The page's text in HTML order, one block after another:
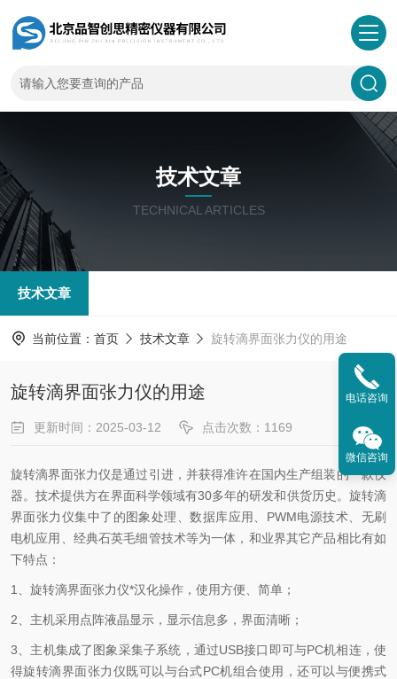
技术文章
TECHNICAL ARTICLES
技术文章
当前位置： 首页 技术文章 旋转滴界面张力仪的用途
旋转滴界面张力仪的用途
更新时间：2025-03-12 点击次数：1169
旋转滴界面张力仪是通过引进，并获得准许在国内生产组装的一款仪
器。技术提供方在界面科学领域有30多年的研发和供货历史。旋转滴
界面张力仪集中了的图象处理、数据库应用、PWM电源技术、无刷
电机应用、经典石英毛细管技术等为一体，和业界其它产品相比有如
下特点：
1、旋转滴界面张力仪*汉化操作，使用方便、简单；
2、主机采用点阵液晶显示，显示信息多，界面清晰；
3、主机集成了图象采集子系统，通过USB接口即可与PC机相连，使
得旋转滴界面张力仪既可以与台式PC机组合使用，还可以与便携式
电话咨询
微信咨询